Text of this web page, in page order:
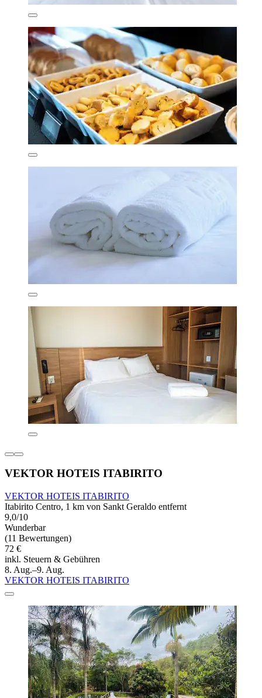
VEKTOR HOTEIS ITABIRITO
VEKTOR HOTEIS ITABIRITO
Itabirito Centro, 1 km von Sankt Geraldo entfernt
9,0/10
Wunderbar
(11 Bewertungen)
72 €
inkl. Steuern & Gebühren
8. Aug.–9. Aug.
VEKTOR HOTEIS ITABIRITO